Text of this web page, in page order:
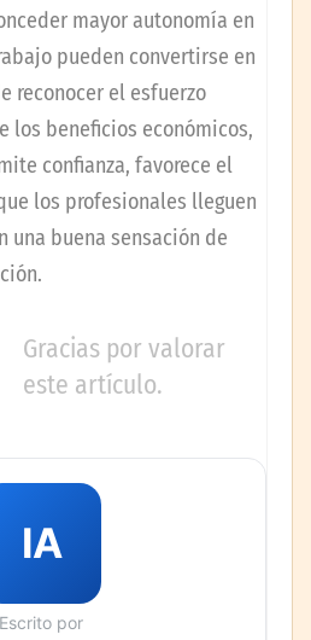
mayor autonomía en
pueden convertirse en
reconocer el esfuerzo
los beneficios económicos,
confianza, favorece el
los profesionales lleguen
buena sensación de
Gracias por valorar
este artículo.
IA
Escrito por